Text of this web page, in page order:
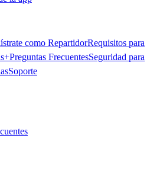
como RepartidorRequisitos para
Preguntas FrecuentesSeguridad para
Soporte